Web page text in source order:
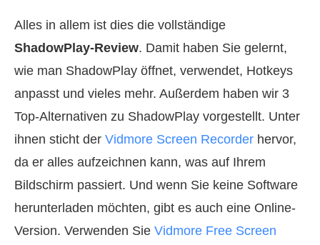
Alles in allem ist dies die vollständige
ShadowPlay-Review. Damit haben Sie gelernt,
wie man ShadowPlay öffnet, verwendet, Hotkeys
anpasst und vieles mehr. Außerdem haben wir 3
Top-Alternativen zu ShadowPlay vorgestellt. Unter
ihnen sticht der Vidmore Screen Recorder hervor,
da er alles aufzeichnen kann, was auf Ihrem
Bildschirm passiert. Und wenn Sie keine Software
herunterladen möchten, gibt es auch eine Online-
Version. Verwenden Sie Vidmore Free Screen